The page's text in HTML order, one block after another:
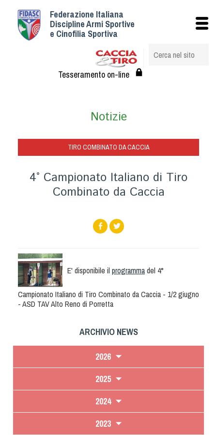
Federazione Italiana
Discipline Armi Sportive
e Cinofilia Sportiva
Tesseramento on-line
Notizie
TIRO COMBINATO DA CACCIA
4° Campionato Italiano di Tiro
Combinato da Caccia
E' disponibile il programmadel 4°
Campionato Italiano di Tiro Combinato da Caccia - 1/2 giugno
- ASD TAV Alto Reno di Porretta
ARCHIVIO NEWS
2026
2025
2024
2023
Istituzionale
Struttura
Albo Veterinari federali
Statuto e Regolamenti
Federazione Trasparente
Convenzioni
Società
Albo Fornitori
Referenti e gruppi di lavoro regionali
Direttori di Gara
Formazione
Calendario Manifestazioni
Modelli e moduli
Tiro di Campagna
English e Training Sporting